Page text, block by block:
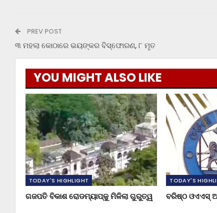
PREV POST
୩ ମହଲା କୋଠାରେ ଭୟଙ୍କର ବିସ୍ଫୋରଣ, ୮ ମୃତ
YOU MIGHT ALSO LIKE
TODAY'S HIGHLIGHT
ଗଜପତି ବିକାଶ ରୋଡମ୍ୟାପ୍‌କୁ ମିଳିଲା ଗୁରୁତ୍ୱ
TODAY'S
ବରିଷ୍ଠ ଓଏଏସ୍‌